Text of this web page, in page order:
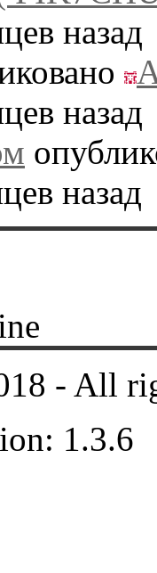
назад
назад
назад
- All
1.3.6